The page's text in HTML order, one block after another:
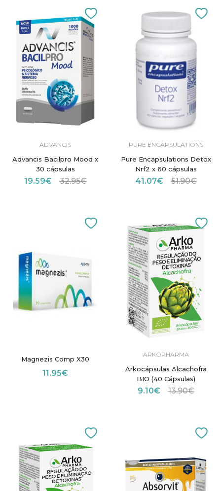
ADVANCIS
Advancis Bacilpro Mood x
30 cápsulas
19.59€ 32.95€
PURE ENCAPSULATIONS
Pure Encapsulations Detox
Nrf2 x 60 cápsulas
41.07€ 51.90€
Magnezis Comp X30
11.95€
ARKOPHARMA
Arkocápsulas Alcachofra
BIO (40 Cápsulas)
9.10€ 13.90€